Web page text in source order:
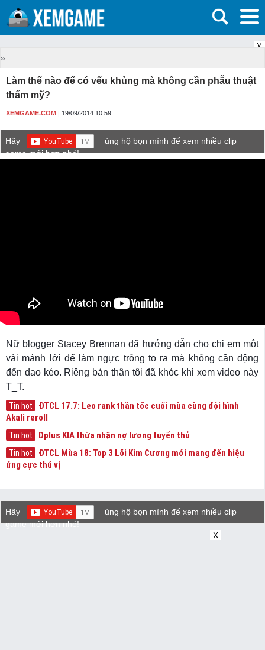
X
»
Làm thế nào để có vếu khủng mà không cần phẫu thuật
thẩm mỹ?
XEMGAME.COM | 19/09/2014 10:59
Hãy
ủng hộ bọn mình để xem nhiều clip
game mới hơn nhé!
Nữ blogger Stacey Brennan đã hướng dẫn cho chị em một
vài mánh lới để làm ngực trông to ra mà không cần động
đến dao kéo. Riêng bản thân tôi đã khóc khi xem video này
T_T.
Tin hot
ĐTCL 17.7: Leo rank thần tốc cuối mùa cùng đội hình
Akali reroll
Tin hot Dplus KIA thừa nhận nợ lương tuyển thủ
Tin hot
ĐTCL Mùa 18: Top 3 Lõi Kim Cương mới mang đến hiệu
ứng cực thú vị
Hãy
ủng hộ bọn mình để xem nhiều clip
game mới hơn nhé!
X